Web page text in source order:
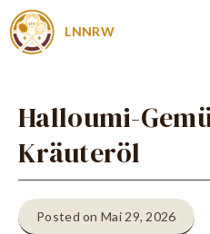
Zum
Inhalt
LNNRW
Halloumi-
Kräuteröl
Posted on Mai 29, 2026